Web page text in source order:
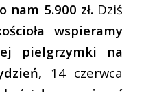
nam 5.900 zł. Dziś
wspieramy
pielgrzymki na
14 czerwca